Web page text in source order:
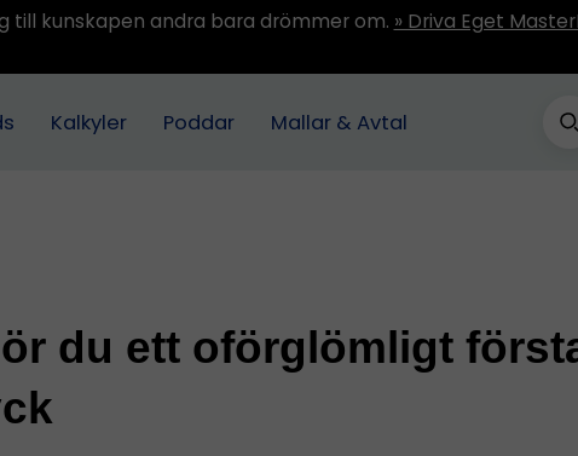
till kunskapen andra bara drömmer om. » Driva Eget
Kalkyler Poddar Mallar & Avtal
du ett oförglömligt